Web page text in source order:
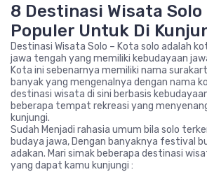
8 Destinasi Wisata Solo
Populer Untuk Di
Destinasi Wisata Solo – Kota solo adalah
jawa tengah yang memiliki kebudayaan
Kota ini sebenarnya memiliki nama
banyak yang mengenalnya dengan nama
destinasi wisata di sini berbasis
beberapa tempat rekreasi yang
kunjungi.
Sudah Menjadi rahasia umum bila solo
budaya jawa, Dengan banyaknya festival
adakan. Mari simak beberapa destinasi
yang dapat kamu kunjungi :